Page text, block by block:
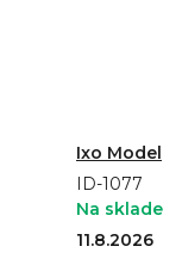
Na sklade
11.8.2026
Ixo Model
ID-1077